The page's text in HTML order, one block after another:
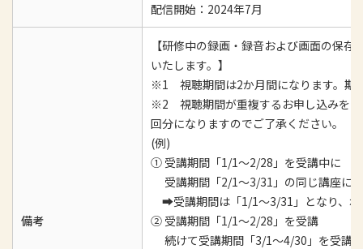
配信開始：2024年7月
備考
【研修中の録画・録音および画面の保
いたします。】
※1 視聴期間は2か月間になります。期
※2 視聴期間が重複するお申し込みをい
回分になりますのでご了承ください。
(例)
① 受講期間「1/1～2/28」を受講中に
受講期間「2/1～3/31」の同じ講座に
➡受講期間は「1/1～3/31」となり、ポ
② 受講期間「1/1～2/28」を受講
続けて受講期間「3/1～4/30」を受講